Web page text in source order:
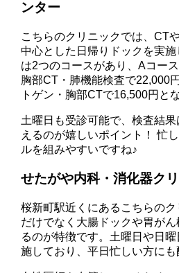
ンター
こちらのクリニックでは、CT
中心とした日帰りドックを実
は2つのコースがあり、Aコー
胸部CT・肺機能検査で22,000
トゲン・胸部CTで16,500円と
土曜日も受診可能で、検査結
えるのが嬉しいポイント！ 忙
ルを組みやすいですね♪
せたがや内科・消化器ク
桜新町駅近くにあるこちらの
だけでなく大腸ドックや胃が
るのが特徴です。土曜日や日
施しており、平日忙しい方にも